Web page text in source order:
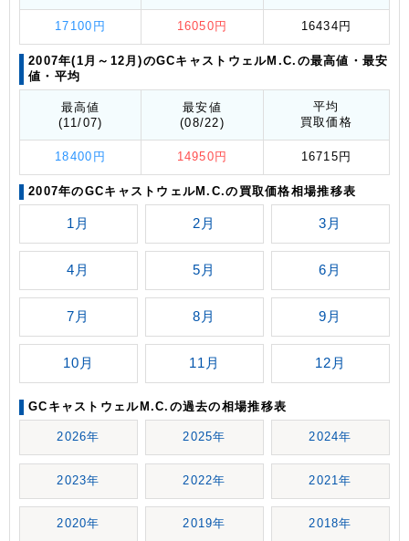
17100円 16050円 16434円
2007年(1月～12月)のGCキャストウェルM.C.の最高値 ・最安
値 ・平均
最高値
(11/07)
最安値
(08/22)
平均
買取価格
18400円 14950円 16715円
2007年のGCキャストウェルM.C.の買取価格相場推移表
1月 2月 3月
4月 5月 6月
7月 8月 9月
10月 11月 12月
GCキャストウェルM.C.の過去の相場推移表
2026年 2025年 2024年
2023年 2022年 2021年
2020年 2019年 2018年